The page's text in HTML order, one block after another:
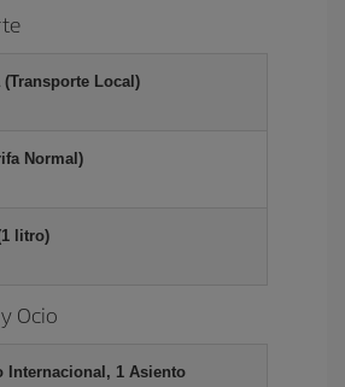
Local)
Normal)
litro)
Ocio
Internacional, 1 Asiento